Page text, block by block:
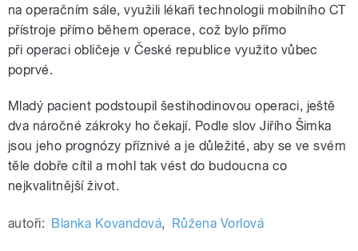
na operačním sále, využili lékaři technologii mobilního CT
přístroje přímo během operace, což bylo přímo
při operaci obličeje v České republice využito vůbec
poprvé.
Mladý pacient podstoupil šestihodinovou operaci, ještě
dva náročné zákroky ho čekají. Podle slov Jiřího Šimka
jsou jeho prognózy příznivé a je důležité, aby se ve svém
těle dobře cítil a mohl tak vést do budoucna co
nejkvalitnější život.
autoři: Blanka Kovandová, Růžena Vorlová